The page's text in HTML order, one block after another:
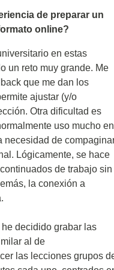
de preparar un
online?
en estas
un reto muy grande. Me
que me dan los
ajustar (y/o
Otra dificultad es
uso mucho en
necesidad de
Lógicamente, se hace
de trabajo sin
la conexión a
decidido grabar las
al de
las lecciones grupos